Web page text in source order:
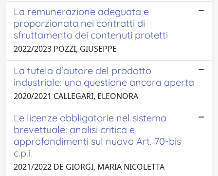
La remunerazione adeguata e
proporzionata nei contratti di
sfruttamento dei contenuti protetti
2022/2023 POZZI, GIUSEPPE
La tutela d'autore del prodotto
industriale: una questione ancora aperta
2020/2021 CALLEGARI, ELEONORA
Le licenze obbligatorie nel sistema
brevettuale: analisi critica e
approfondimenti sul nuovo Art. 70-bis
c.p.i.
2021/2022 DE GIORGI, MARIA NICOLETTA